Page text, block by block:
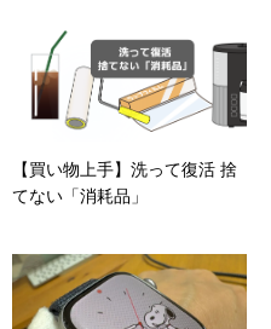
【買い物上手】洗って復活 捨
てない「消耗品」